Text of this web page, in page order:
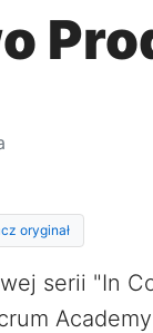
oryginał
serii "In